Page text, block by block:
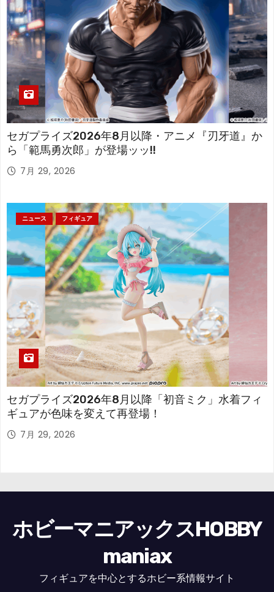
セガプライズ2026年8月以降・アニメ『刃牙道』か
ら「範馬勇次郎」が登場ッッ!!
7月 29, 2026
ニュース フィギュア
セガプライズ2026年8月以降「初音ミク」水着フィ
ギュアが色味を変えて再登場！
7月 29, 2026
ホビーマニアックスHOBBY
maniax
フィギュアを中心とするホビー系情報サイト